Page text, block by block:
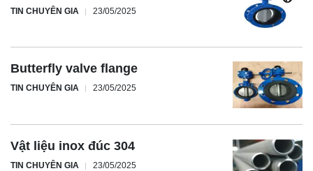
TIN CHUYÊN GIA 23/05/2025
Butterfly valve flange
TIN CHUYÊN GIA 23/05/2025
Vật liệu inox đúc 304
TIN CHUYÊN GIA 23/05/2025